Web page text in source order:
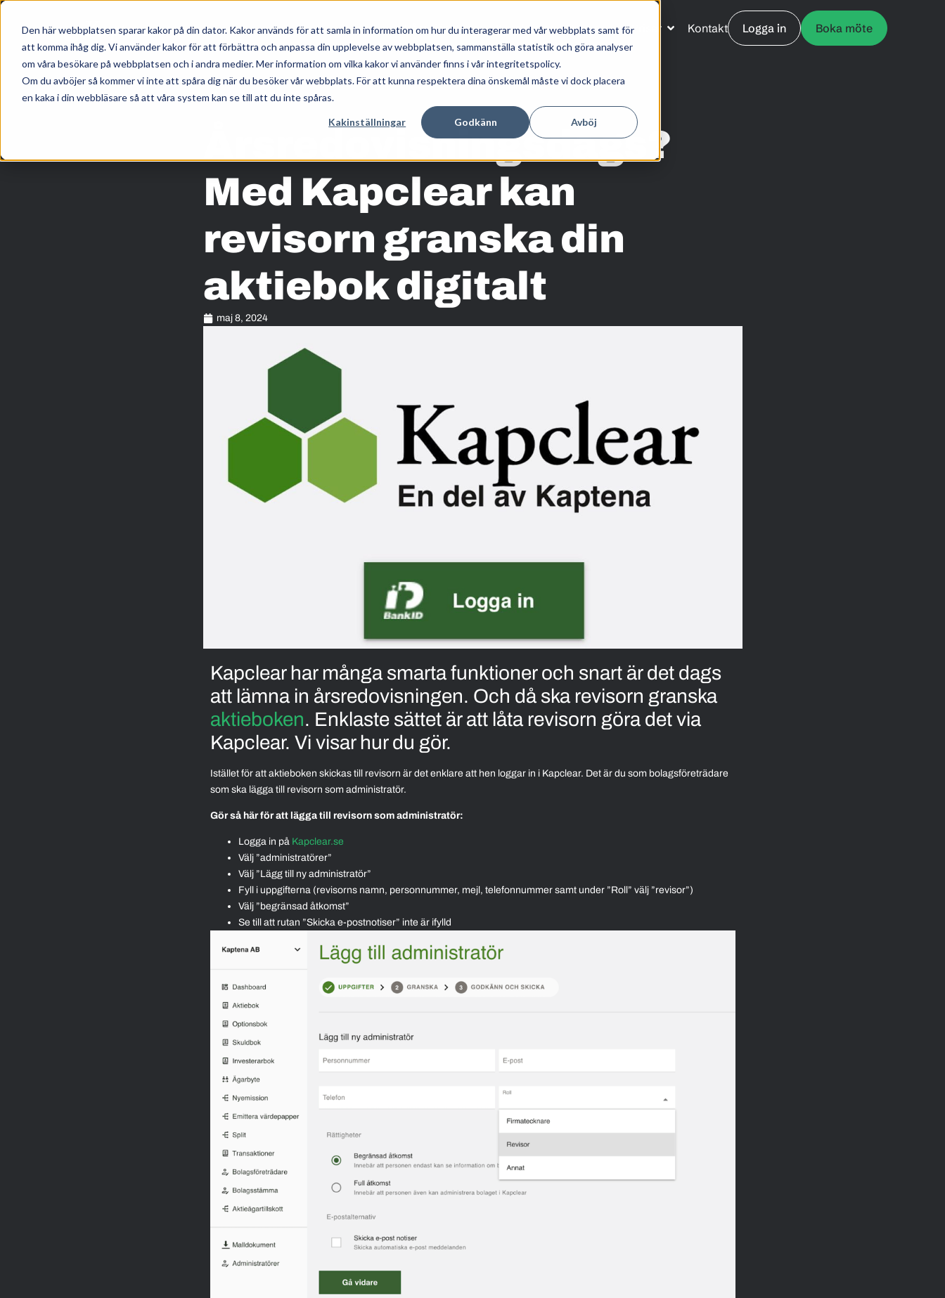
Den här webbplatsen sparar kakor på din dator. Kakor används för att samla in information om hur du interagerar med vår webbplats samt för
att komma ihåg dig. Vi använder kakor för att förbättra och anpassa din upplevelse av webbplatsen, sammanställa statistik och göra analyser
om våra besökare på webbplatsen och i andra medier. Mer information om vilka kakor vi använder finns i vår integritetspolicy.
Om du avböjer så kommer vi inte att spåra dig när du besöker vår webbplats. För att kunna respektera dina önskemål måste vi dock placera
en kaka i din webbläsare så att våra system kan se till att du inte spåras.
Kakinställningar Godkänn Avböj
Våra tjänster Kunskap Om oss Priser Kontakt Logga in Boka möte
HEM/KUNSKAP/
Årsredovisningsdags?
Med Kapclear kan
revisorn granska din
aktiebok digitalt
maj 8, 2024
Kapclear har många smarta funktioner och snart är det dags
att lämna in årsredovisningen. Och då ska revisorn granska
aktieboken. Enklaste sättet är att låta revisorn göra det via
Kapclear. Vi visar hur du gör.
Istället för att aktieboken skickas till revisorn är det enklare att hen loggar in i Kapclear. Det är du som bolagsföreträdare
som ska lägga till revisorn som administratör.
Gör så här för att lägga till revisorn som administratör:
Logga in på Kapclear.se
Välj ”administratörer”
Välj ”Lägg till ny administratör”
Fyll i uppgifterna (revisorns namn, personnummer, mejl, telefonnummer samt under ”Roll” välj ”revisor”)
Välj ”begränsad åtkomst”
Se till att rutan ”Skicka e-postnotiser” inte är ifylld